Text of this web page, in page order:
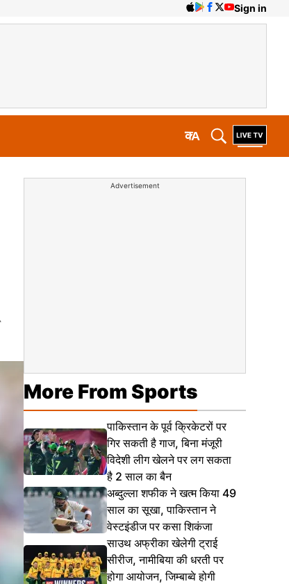
Sign in
A
क
Advertisement
More From Sports
पाकिस्तान के पूर्व क्रिकेटरों पर
गिर सकती है गाज, बिना मंजूरी
विदेशी लीग खेलने पर लग सकता
है 2 साल का बैन
अब्दुल्ला शफीक ने खत्म किया 49
साल का सूखा, पाकिस्तान ने
वेस्टइंडीज पर कसा शिकंजा
साउथ अफ्रीका खेलेगी ट्राई
सीरीज, नामीबिया की धरती पर
होगा आयोजन, जिम्बाब्वे होगी